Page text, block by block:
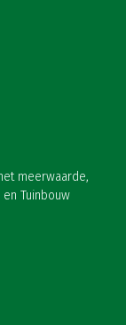
meerwaarde,
Tuinbouw